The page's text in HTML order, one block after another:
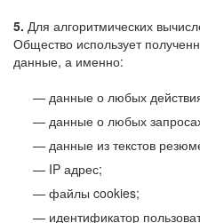
5. Для алгоритмических
Общество использует
данные, а именно:
данные о любых
данные о любых
данные из текстов
IP адрес;
файлы cookies;
идентификатор